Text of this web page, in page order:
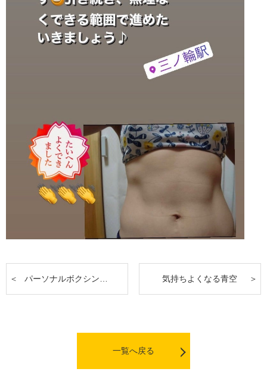
パーソナルボクシングも出来ます！ 気持ちよくなる青空
一覧へ戻る